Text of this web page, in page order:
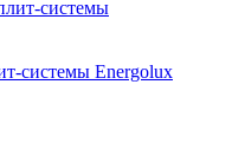
системы Energolux